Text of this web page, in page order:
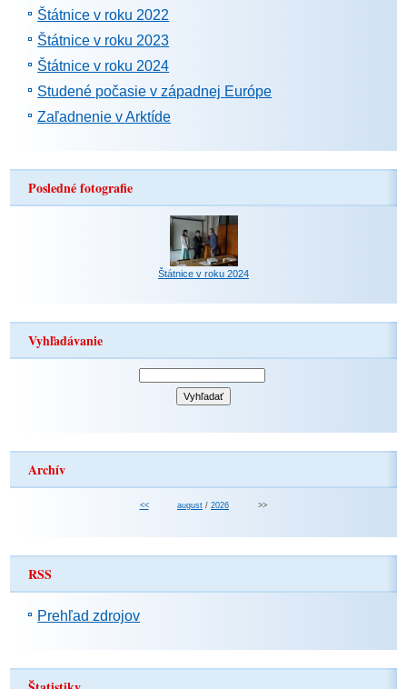
Štátnice v roku 2022
Štátnice v roku 2023
Štátnice v roku 2024
Studené počasie v západnej Európe
Zaľadnenie v Arktíde
Posledné fotografie
Štátnice v roku 2024
Vyhľadávanie
Archív
<< august / 2026 >>
RSS
Prehľad zdrojov